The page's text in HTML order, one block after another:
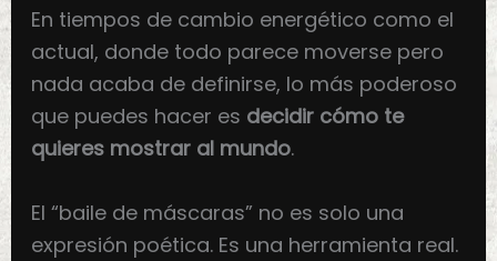
En tiempos de cambio energético como el
actual, donde todo parece moverse pero
nada acaba de definirse, lo más poderoso
que puedes hacer es decidir cómo te
quieres mostrar al mundo.
El “baile de máscaras” no es solo una
expresión poética. Es una herramienta real.